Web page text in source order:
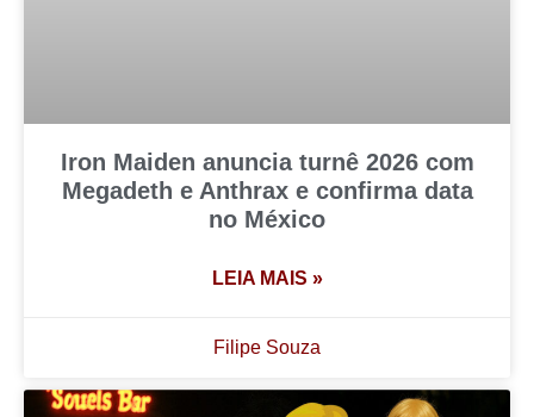
Iron Maiden anuncia turnê 2026 com
Megadeth e Anthrax e confirma data
no México
LEIA MAIS »
Filipe Souza